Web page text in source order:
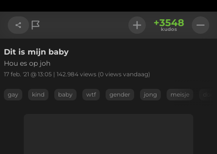
Link kopiëren
+3548
kudos
Dit is mijn baby
Hou es op joh
17 feb. '21 @ 13:05 | 142.984 views (0 views vandaag)
gay kind baby wtf gender jong meisje